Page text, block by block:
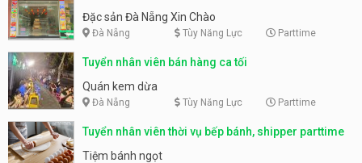
Nẵng
Đặc sản Đà Nẵng Xin Chào
Đà Nẵng Tùy Năng Lực Parttime
Tuyển nhân viên bán hàng ca tối
Quán kem dừa
Đà Nẵng Tùy Năng Lực Parttime
Tuyển nhân viên thời vụ bếp bánh, shipper parttime
Tiệm bánh ngọt